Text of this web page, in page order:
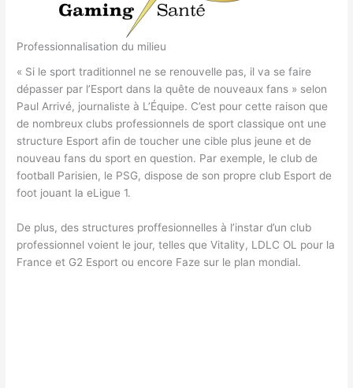
Professionnalisation du milieu
« Si le sport traditionnel ne se renouvelle pas, il va se faire
dépasser par l’Esport dans la quête de nouveaux fans » selon
Paul Arrivé, journaliste à L’Équipe. C’est pour cette raison que
de nombreux clubs professionnels de sport classique ont une
structure Esport afin de toucher une cible plus jeune et de
nouveau fans du sport en question. Par exemple, le club de
football Parisien, le PSG, dispose de son propre club Esport de
foot jouant la eLigue 1.
De plus, des structures proffesionnelles à l’instar d’un club
professionnel voient le jour, telles que Vitality, LDLC OL pour la
France et G2 Esport ou encore Faze sur le plan mondial.